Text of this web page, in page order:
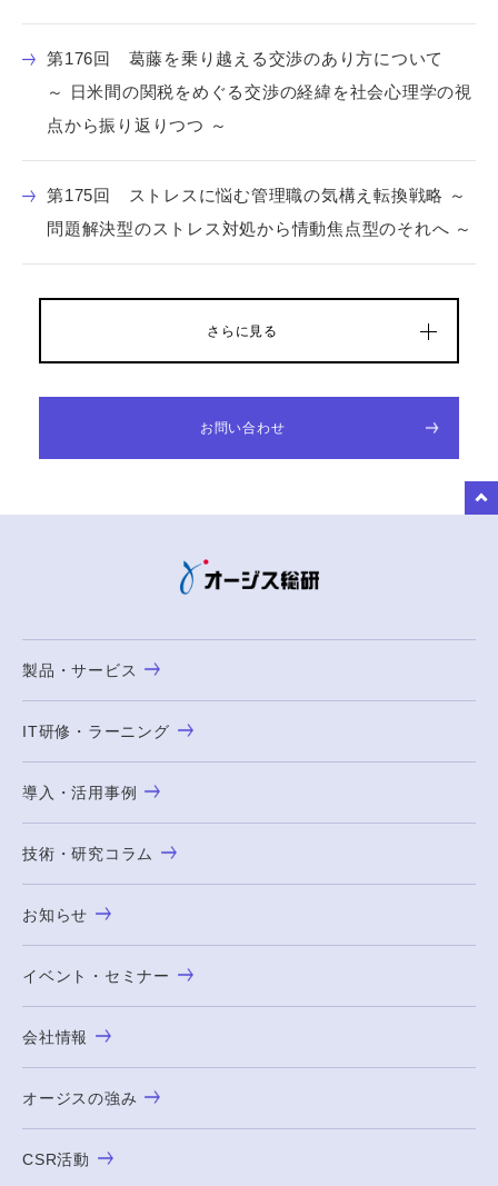
第176回 葛藤を乗り越える交渉のあり方について
～ 日米間の関税をめぐる交渉の経緯を社会心理学の視
点から振り返りつつ ～
第175回 ストレスに悩む管理職の気構え転換戦略 ～
問題解決型のストレス対処から情動焦点型のそれへ ～
さらに見る
お問い合わせ
製品・サービス
IT研修・ラーニング
導入・活用事例
技術・研究コラム
お知らせ
イベント・セミナー
会社情報
オージスの強み
CSR活動